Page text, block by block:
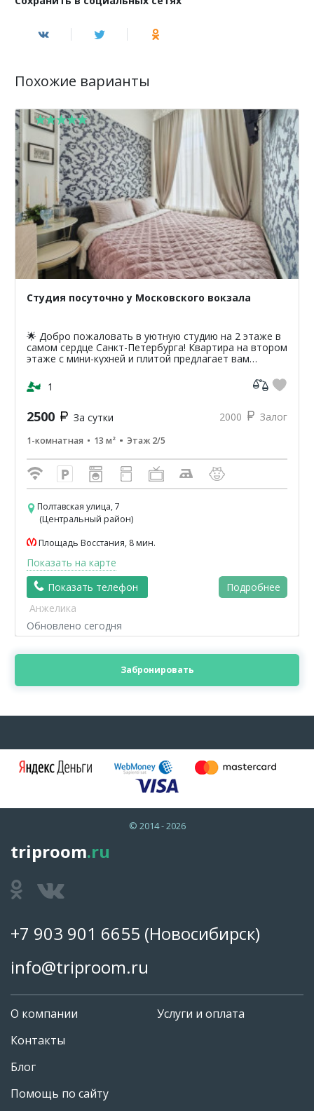
Похожие варианты
Студия посуточно у Московского вокзала
🌟 Добро пожаловать в уютную студию на 2 этаже в
самом сердце Санкт-Петербурга! Квартира на втором
этаже с мини-кухней и плитой предлагает вам
классики...
1
2500 За сутки 2000 Залог
1-комнатная 13 м² Этаж 2/5
Полтавская улица, 7
(Центральный район)
Площадь Восстания, 8 мин.
Показать на карте
Показать телефон
Подробнее
Анжелика
Обновлено сегодня
Забронировать
© 2014 - 2026
triproom.ru
+7 903 901 6655 (Новосибирск)
info@triproom.ru
О компании
Контакты
Блог
Помощь по сайту
Услуги и оплата